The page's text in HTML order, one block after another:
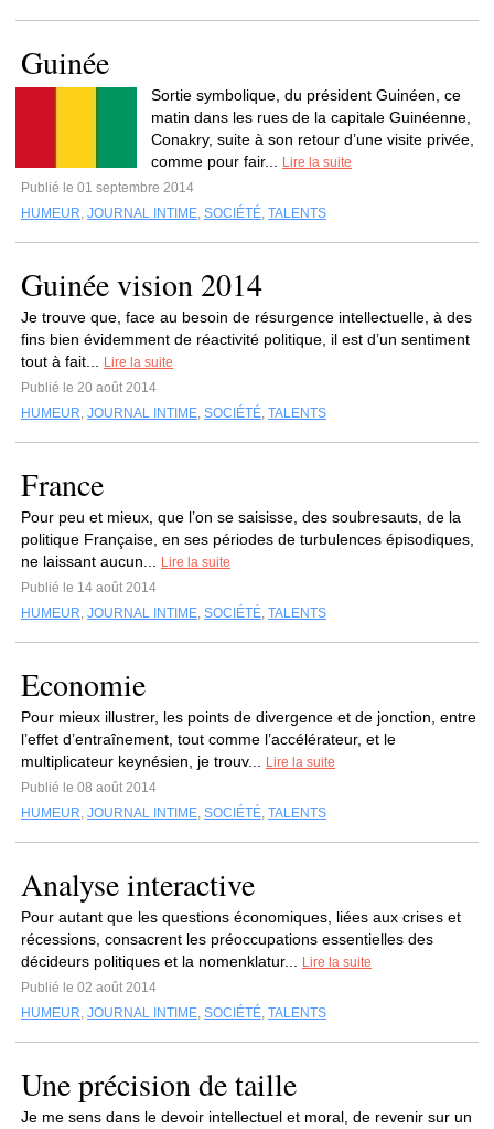
Guinée
Sortie symbolique, du président Guinéen, ce
matin dans les rues de la capitale Guinéenne,
Conakry, suite à son retour d’une visite privée,
comme pour fair...
Lire la suite
Publié le 01 septembre 2014
HUMEUR, JOURNAL INTIME, SOCIÉTÉ, TALENTS
Guinée vision 2014
Je trouve que, face au besoin de résurgence intellectuelle, à des
fins bien évidemment de réactivité politique, il est d’un sentiment
tout à fait...
Lire la suite
Publié le 20 août 2014
HUMEUR, JOURNAL INTIME, SOCIÉTÉ, TALENTS
France
Pour peu et mieux, que l’on se saisisse, des soubresauts, de la
politique Française, en ses périodes de turbulences épisodiques,
ne laissant aucun...
Lire la suite
Publié le 14 août 2014
HUMEUR, JOURNAL INTIME, SOCIÉTÉ, TALENTS
Economie
Pour mieux illustrer, les points de divergence et de jonction, entre
l’effet d’entraînement, tout comme l’accélérateur, et le
multiplicateur keynésien, je trouv...
Lire la suite
Publié le 08 août 2014
HUMEUR, JOURNAL INTIME, SOCIÉTÉ, TALENTS
Analyse interactive
Pour autant que les questions économiques, liées aux crises et
récessions, consacrent les préoccupations essentielles des
décideurs politiques et la nomenklatur...
Lire la suite
Publié le 02 août 2014
HUMEUR, JOURNAL INTIME, SOCIÉTÉ, TALENTS
Une précision de taille
Je me sens dans le devoir intellectuel et moral, de revenir sur un